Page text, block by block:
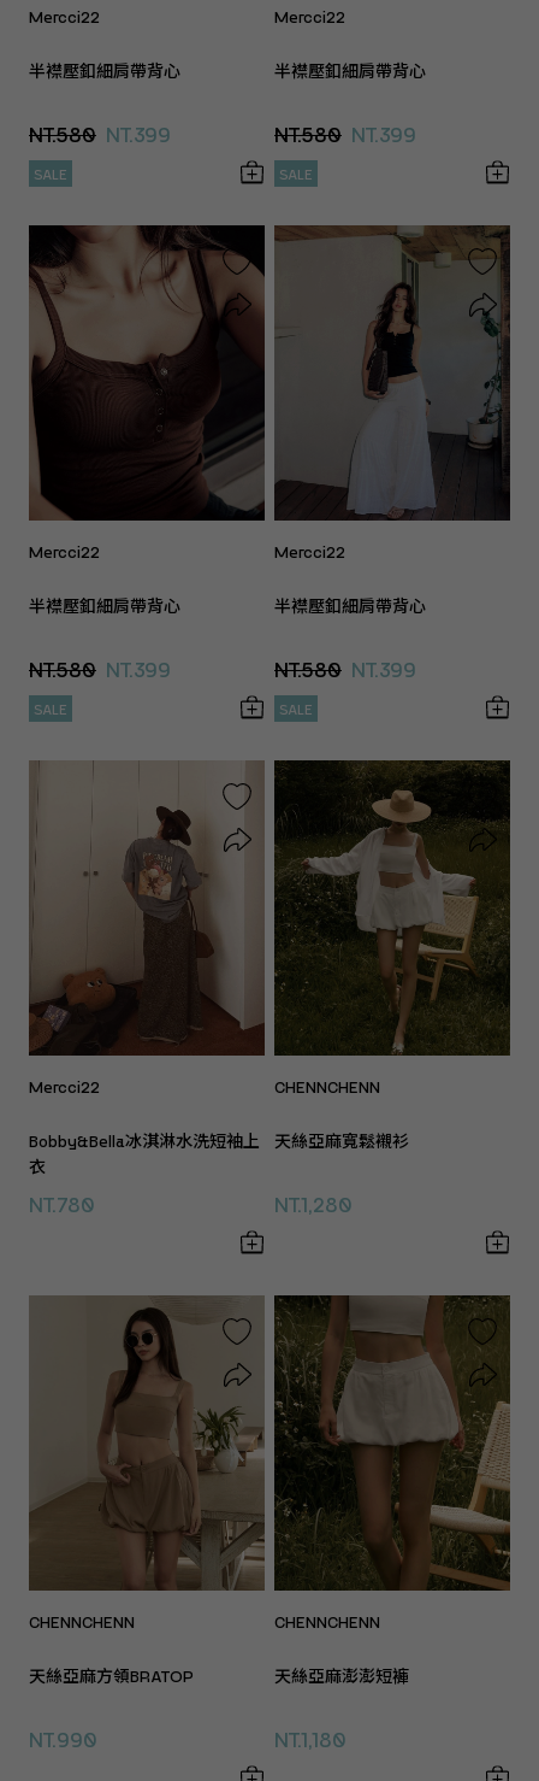
Mercci22
半襟壓釦細肩帶背心
NT.580 NT.399
SALE
Mercci22
半襟壓釦細肩帶背心
NT.580 NT.399
SALE
Mercci22
半襟壓釦細肩帶背心
NT.580 NT.399
SALE
Mercci22
半襟壓釦細肩帶背心
NT.580 NT.399
SALE
Mercci22
Bobby&Bella冰淇淋水洗短袖上
衣
NT.780
CHENNCHENN
天絲亞麻寬鬆襯衫
NT.1,280
CHENNCHENN
天絲亞麻方領BRATOP
NT.990
CHENNCHENN
天絲亞麻澎澎短褲
NT.1,180